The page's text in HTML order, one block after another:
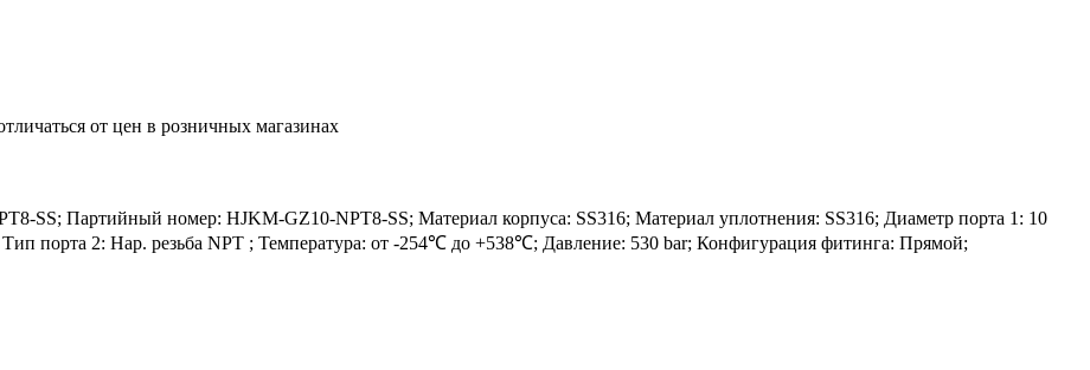
от цен в розничных магазинах
SS; Партийный номер: HJKM-GZ10-NPT8-SS; Материал корпуса: SS316; Материал уплотнения: SS316; Диаметр порта 1: 10
порта 2: Нар. резьба NPT ; Температура: от -254℃ до +538℃; Давление: 530 bar; Конфигурация фитинга: Прямой;